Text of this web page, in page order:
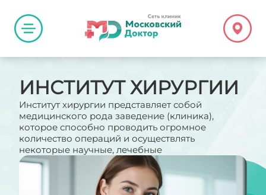
ИНСТИТУТ ХИРУРГИИ
Институт хирургии представляет собой
медицинского рода заведение (клиника),
которое способно проводить огромное
количество операций и осуществлять
некоторые научные, лечебные